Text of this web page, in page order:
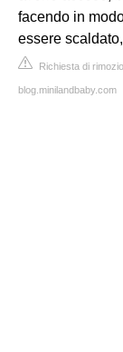
facendo in
essere
Richiesta di
blog.minilandbaby.com